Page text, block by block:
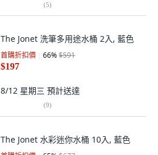
(5)
The Jonet 洗筆多用途水桶 2入, 藍色
首購折扣價 66%$591
$197
8/12 星期三 預計送達
(9)
The Jonet 水彩迷你水桶 10入, 藍色